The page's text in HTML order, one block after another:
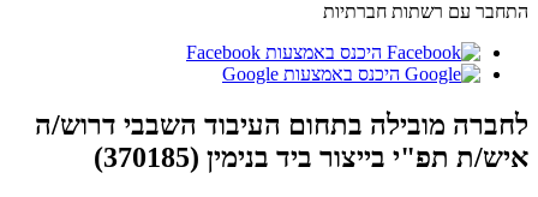
התחבר עם רשתות חברתיות
היכנס באמצעות Facebook
היכנס באמצעות Google
לחברה מובילה בתחום העיבוד השבבי דרוש/ה
איש/ת תפ"י בייצור ביד בנימין (370185)